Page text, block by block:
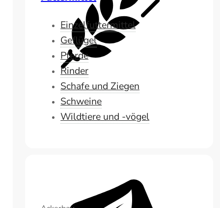
Einzelfuttermittel
Geflügel
Pferde
Rinder
Schafe und Ziegen
Schweine
Wildtiere und -vögel